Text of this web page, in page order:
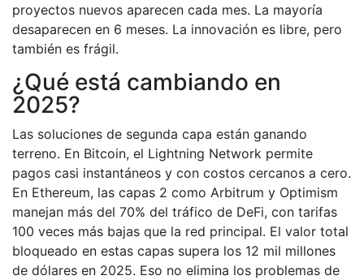
proyectos nuevos aparecen cada mes. La mayoría
desaparecen en 6 meses. La innovación es libre, pero
también es frágil.
¿Qué está cambiando en
2025?
Las soluciones de segunda capa están ganando
terreno. En Bitcoin, el Lightning Network permite
pagos casi instantáneos y con costos cercanos a cero.
En Ethereum, las capas 2 como Arbitrum y Optimism
manejan más del 70% del tráfico de DeFi, con tarifas
100 veces más bajas que la red principal. El valor total
bloqueado en estas capas supera los 12 mil millones
de dólares en 2025. Eso no elimina los problemas de